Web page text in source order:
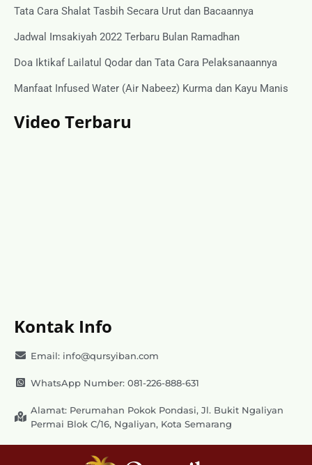
Tata Cara Shalat Tasbih Secara Urut dan Bacaannya
Jadwal Imsakiyah 2022 Terbaru Bulan Ramadhan
Doa Iktikaf Lailatul Qodar dan Tata Cara Pelaksanaannya
Manfaat Infused Water (Air Nabeez) Kurma dan Kayu Manis
Video Terbaru
Kontak Info
Email: info@qursyiban.com
WhatsApp Number: 081-226-888-631
Alamat: Perumahan Pokok Pondasi, Jl. Bukit Ngaliyan
Permai Blok C/16, Ngaliyan, Kota Semarang